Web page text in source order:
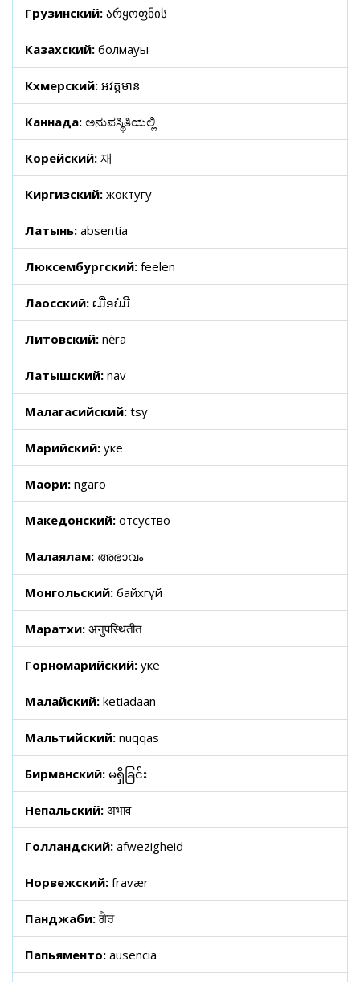
Грузинский: არყოფნის
Казахский: болмауы
Кхмерский: អវត្តមាន
Каннада: ಅನುಪಸ್ಥಿತಿಯಲ್ಲಿ
Корейский: 재
Киргизский: жоктугу
Латынь: absentia
Люксембургский: feelen
Лаосский: ເມື່ອບໍ່ມີ
Литовский: nėra
Латышский: nav
Малагасийский: tsy
Марийский: уке
Маори: ngaro
Македонский: отсуство
Малаялам: അഭാവം
Монгольский: байхгүй
Маратхи: अनुपस्थितीत
Горномарийский: уке
Малайский: ketiadaan
Мальтийский: nuqqas
Бирманский: မရှိခြင်း
Непальский: अभाव
Голландский: afwezigheid
Норвежский: fravær
Панджаби: ਗੈਰ
Папьяменто: ausencia